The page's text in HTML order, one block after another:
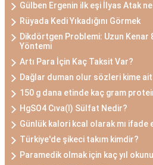
Gülben Ergenin ilk eşi İlyas Atak
Rüyada Kedi Yıkadığını Görmek
Dikdörtgen Problemi: Uzun Kenar
Yöntemi
Artı Para İçin Kaç Taksit Var?
Dağlar duman olur sözleri kime
150 g dana etinde kaç gram
HgSO4 Cıva(I) Sülfat Nedir?
Günlük kalori kcal olarak mı ifade
Türkiye'de şikeci takım kimdir?
Paramedik olmak için kaç yıl